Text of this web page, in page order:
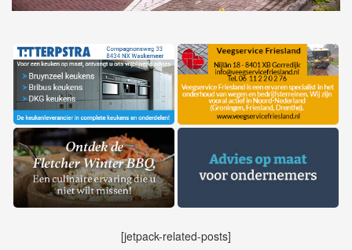
[jetpack-related-posts]